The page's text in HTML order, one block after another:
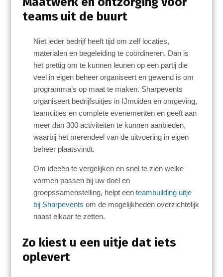
teams uit de buurt
Niet ieder bedrijf heeft tijd om zelf locaties,
materialen en begeleiding te coördineren. Dan is
het prettig om te kunnen leunen op een partij die
veel in eigen beheer organiseert en gewend is om
programma’s op maat te maken. Sharpevents
organiseert bedrijfsuitjes in IJmuiden en omgeving,
teamuitjes en complete evenementen en geeft aan
meer dan 300 activiteiten te kunnen aanbieden,
waarbij het merendeel van de uitvoering in eigen
beheer plaatsvindt.
Om ideeën te vergelijken en snel te zien welke
vormen passen bij uw doel en
groepssamenstelling, helpt eenteambuilding uitje
bij Sharpevents om de mogelijkheden overzichtelijk
naast elkaar te zetten.
Zo kiest u een uitje dat iets
oplevert